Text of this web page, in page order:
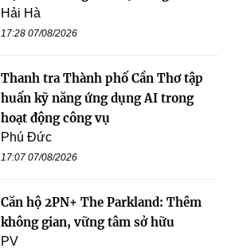
Hải Hà
17:28 07/08/2026
Thanh tra Thành phố Cần Thơ tập
huấn kỹ năng ứng dụng AI trong
hoạt động công vụ
Phú Đức
17:07 07/08/2026
Căn hộ 2PN+ The Parkland: Thêm
không gian, vững tâm sở hữu
PV